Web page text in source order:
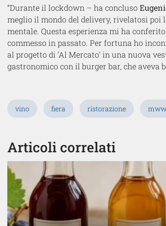
“Durante il lockdown – ha concluso
meglio il mondo del delivery, rivelatosi poi
mentale. Questa esperienza mi ha
commesso in passato. Per fortuna ho
al progetto di ‘Al Mercato’ in una nuova
gastronomico con il burger bar, che aveva
vino fiera ristorazione mww
Articoli correlati